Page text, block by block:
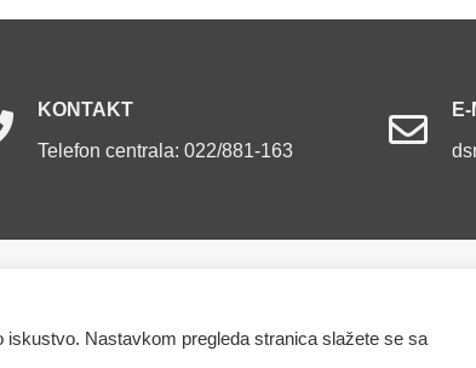
KONTAKT
Telefon centrala: 022/881-163
Nastavkom pregleda stranica slažete se sa